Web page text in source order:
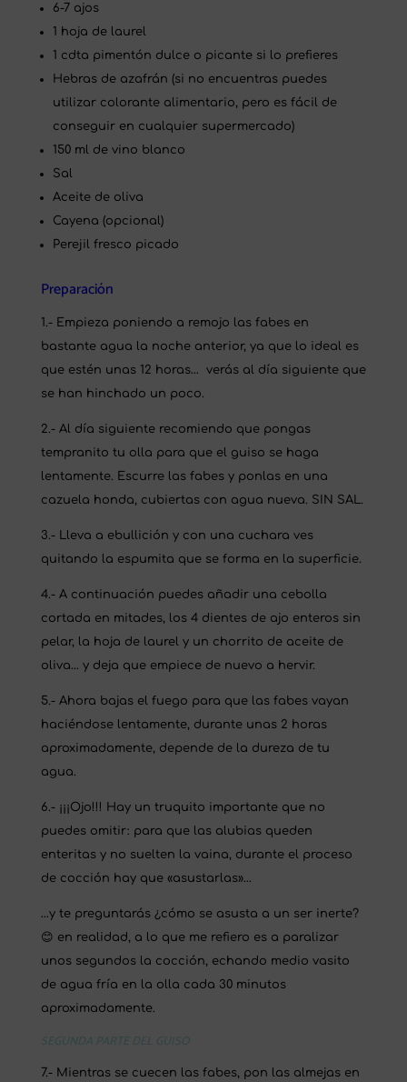
6-7 ajos
1 hoja de laurel
1 cdta pimentón dulce o picante si lo prefieres
Hebras de azafrán (si no encuentras puedes
utilizar colorante alimentario, pero es fácil de
conseguir en cualquier supermercado)
150 ml de vino blanco
Sal
Aceite de oliva
Cayena (opcional)
Perejil fresco picado
Preparación
1.- Empieza poniendo a remojo las fabes en
bastante agua la noche anterior, ya que lo ideal es
que estén unas 12 horas… verás al día siguiente que
se han hinchado un poco.
2.- Al día siguiente recomiendo que pongas
tempranito tu olla para que el guiso se haga
lentamente. Escurre las fabes y ponlas en una
cazuela honda, cubiertas con agua nueva. SIN SAL.
3.- Lleva a ebullición y con una cuchara ves
quitando la espumita que se forma en la superficie.
4.- A continuación puedes añadir una cebolla
cortada en mitades, los 4 dientes de ajo enteros sin
pelar, la hoja de laurel y un chorrito de aceite de
oliva… y deja que empiece de nuevo a hervir.
5.- Ahora bajas el fuego para que las fabes vayan
haciéndose lentamente, durante unas 2 horas
aproximadamente, depende de la dureza de tu
agua.
6.- ¡¡¡Ojo!!! Hay un truquito importante que no
puedes omitir: para que las alubias queden
enteritas y no suelten la vaina, durante el proceso
de cocción hay que «asustarlas»…
…y te preguntarás ¿cómo se asusta a un ser inerte?
😊 en realidad, a lo que me refiero es a paralizar
unos segundos la cocción, echando medio vasito
de agua fría en la olla cada 30 minutos
aproximadamente.
SEGUNDA PARTE DEL GUISO
7.- Mientras se cuecen las fabes, pon las almejas en